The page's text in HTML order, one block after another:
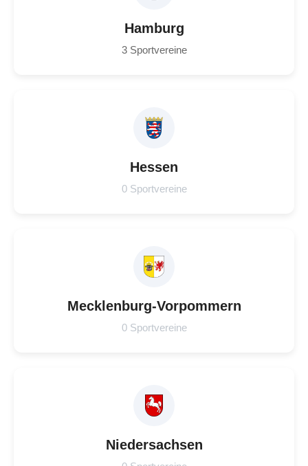
Hamburg
3 Sportvereine
Hessen
0 Sportvereine
Mecklenburg-Vorpommern
0 Sportvereine
Niedersachsen